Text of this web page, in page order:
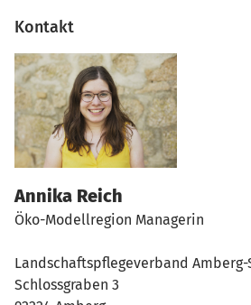
Kontakt
Annika Reich
Öko-Modellregion Managerin
Landschaftspflegeverband Amberg-
Schlossgraben 3